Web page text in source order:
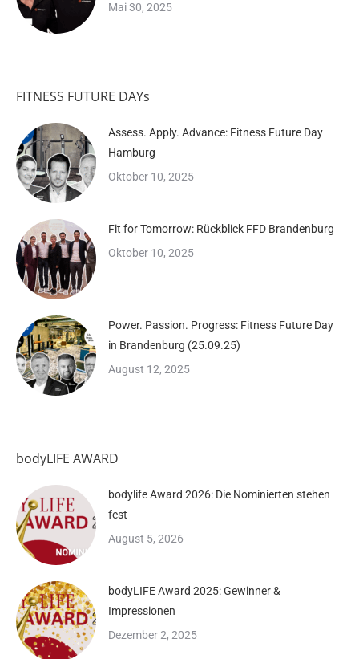
Mai 30, 2025
FITNESS FUTURE DAYs
Assess. Apply. Advance: Fitness Future Day
Hamburg
Oktober 10, 2025
Fit for Tomorrow: Rückblick FFD Brandenburg
Oktober 10, 2025
Power. Passion. Progress: Fitness Future Day
in Brandenburg (25.09.25)
August 12, 2025
bodyLIFE AWARD
bodylife Award 2026: Die Nominierten stehen
fest
August 5, 2026
bodyLIFE Award 2025: Gewinner &
Impressionen
Dezember 2, 2025